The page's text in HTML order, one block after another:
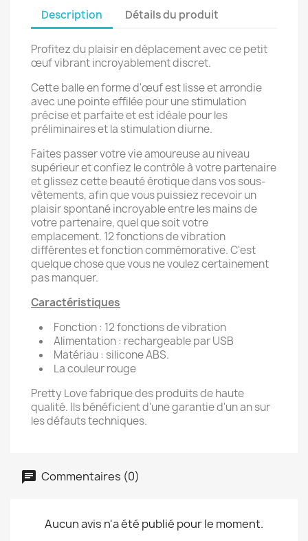
Description Détails du produit
Profitez du plaisir en déplacement avec ce petit
œuf vibrant incroyablement discret.
Cette balle en forme d'œuf est lisse et arrondie
avec une pointe effilée pour une stimulation
précise et parfaite et est idéale pour les
préliminaires et la stimulation diurne.
Faites passer votre vie amoureuse au niveau
supérieur et confiez le contrôle à votre partenaire
et glissez cette beauté érotique dans vos sous-
vêtements, afin que vous puissiez recevoir un
plaisir spontané incroyable entre les mains de
votre partenaire, quel que soit votre
emplacement. 12 fonctions de vibration
différentes et fonction commémorative. C'est
quelque chose que vous ne voulez certainement
pas manquer.
Caractéristiques
Fonction : 12 fonctions de vibration
Alimentation : rechargeable par USB
Matériau : silicone ABS.
La couleur rouge
Pretty Love fabrique des produits de haute
qualité. Ils bénéficient d'une garantie d'un an sur
les défauts techniques.
Commentaires (0)
Aucun avis n'a été publié pour le moment.